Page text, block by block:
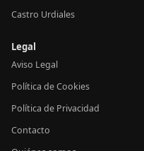
Castro Urdiales
Legal
Aviso Legal
Política de Cookies
Política de Privacidad
Contacto